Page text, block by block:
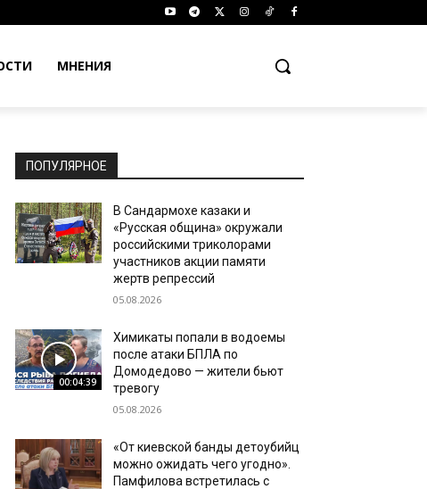
МНЕНИЯ
ПОПУЛЯРНОЕ
В Сандармохе казаки и
«Русская община» окружали
российскими триколорами
участников акции памяти
жертв репрессий
05.08.2026
00:04:39
Химикаты попали в водоемы
после атаки БПЛА по
Домодедово — жители бьют
тревогу
05.08.2026
«От киевской банды детоубийц
можно ожидать чего угодно».
Памфилова встретилась с